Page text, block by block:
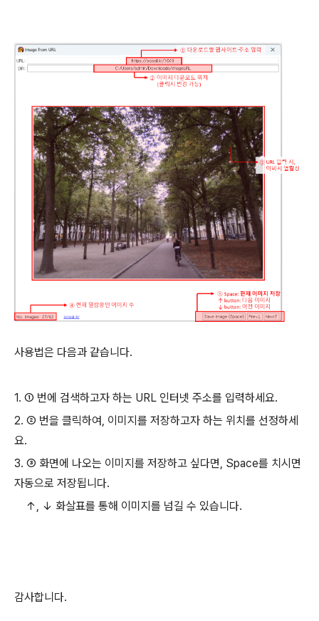
사용법은 다음과 같습니다.
1. ① 번에 검색하고자 하는 URL 인터넷 주소를 입력하세요.
2. ② 번을 클릭하여, 이미지를 저장하고자 하는 위치를 선정하세
요.
3. ③ 화면에 나오는 이미지를 저장하고 싶다면, Space를 치시면
자동으로 저장됩니다.
↑, ↓ 화살표를 통해 이미지를 넘길 수 있습니다.
감사합니다.